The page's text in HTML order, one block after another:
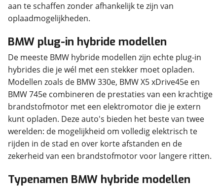
aan te schaffen zonder afhankelijk te zijn van
oplaadmogelijkheden.
BMW plug-in hybride modellen
De meeste BMW hybride modellen zijn echte plug-in
hybrides die je wél met een stekker moet opladen.
Modellen zoals de BMW 330e, BMW X5 xDrive45e en
BMW 745e combineren de prestaties van een krachtige
brandstofmotor met een elektromotor die je extern
kunt opladen. Deze auto's bieden het beste van twee
werelden: de mogelijkheid om volledig elektrisch te
rijden in de stad en over korte afstanden en de
zekerheid van een brandstofmotor voor langere ritten.
Typenamen BMW hybride modellen